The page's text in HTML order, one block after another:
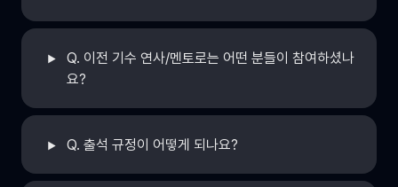
Q. 이전 기수 연사/멘토로는 어떤 분들이 참여하셨나
요?
Q. 출석 규정이 어떻게 되나요?